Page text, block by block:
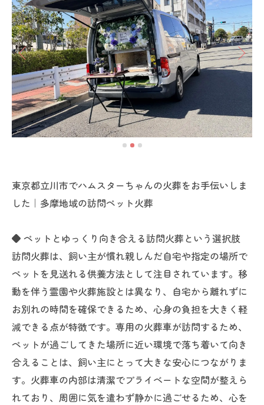
東京都立川市でハムスターちゃんの火葬をお手伝いしま
した｜多摩地域の訪問ペット火葬
◆ ペットとゆっくり向き合える訪問火葬という選択肢
訪問火葬は、飼い主が慣れ親しんだ自宅や指定の場所で
ペットを見送れる供養方法として注目されています。移
動を伴う霊園や火葬施設とは異なり、自宅から離れずに
お別れの時間を確保できるため、心身の負担を大きく軽
減できる点が特徴です。専用の火葬車が訪問するため、
ペットが過ごしてきた場所に近い環境で落ち着いて向き
合えることは、飼い主にとって大きな安心につながりま
す。火葬車の内部は清潔でプライベートな空間が整えら
れており、周囲に気を遣わず静かに過ごせるため、心を